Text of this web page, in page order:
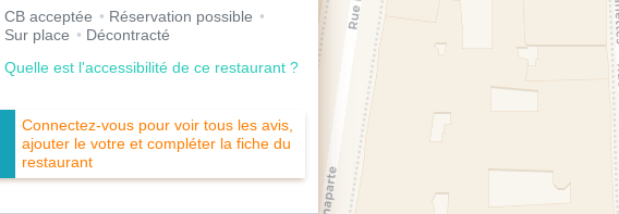
CB acceptée
Réservation possible
Sur place
Décontracté
Quelle est l'accessibilité de ce restaurant ?
Connectez-vous pour voir tous les avis,
ajouter le votre et compléter la fiche du
restaurant